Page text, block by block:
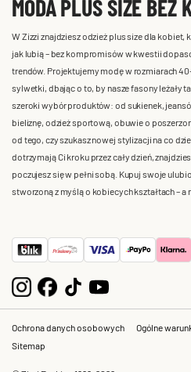
MODA PLUS SIZE BEZ
W Zizzi znajdziesz odzież plus size dla kobiet,
jak lubią – bez kompromisów w kwestii
trendów. Projektujemy modę w rozmiarach
sylwetki, dbając o to, by nasze fasony leżały
szeroki wybór produktów: od sukienek,
bieliznę, odzież sportową, obuwie o
od tego, czy szukasz nowej stylizacji na co
dotrzymają Ci kroku przez cały dzień,
poczujesz się w pełni sobą. Kupuj swoje
stworzoną z myślą o kobiecych kształtach – a
Ochrona danych osobowych Ogólne
Sitemap